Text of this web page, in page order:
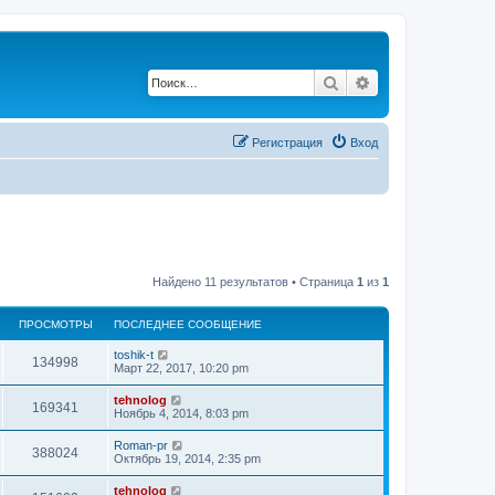
Поиск
Вход
Регистрация
Найдено 11 результатов • Страница 1 из 1
ПРОСМОТРЫ ПОСЛЕДНЕЕ СООБЩЕНИЕ
134998
р
м
П
о
е
д
н
е
е
с
о
toshik-t
Март 22, 2017, 10:20 pm
169341
р
П
о
л
е
д
н
е
tehnolog
Ноябрь 4, 2014, 8:03 pm
388024П
р
П
о
Roman-pr
Октябрь 19, 2014, 2:35 pm
П
tehnolog